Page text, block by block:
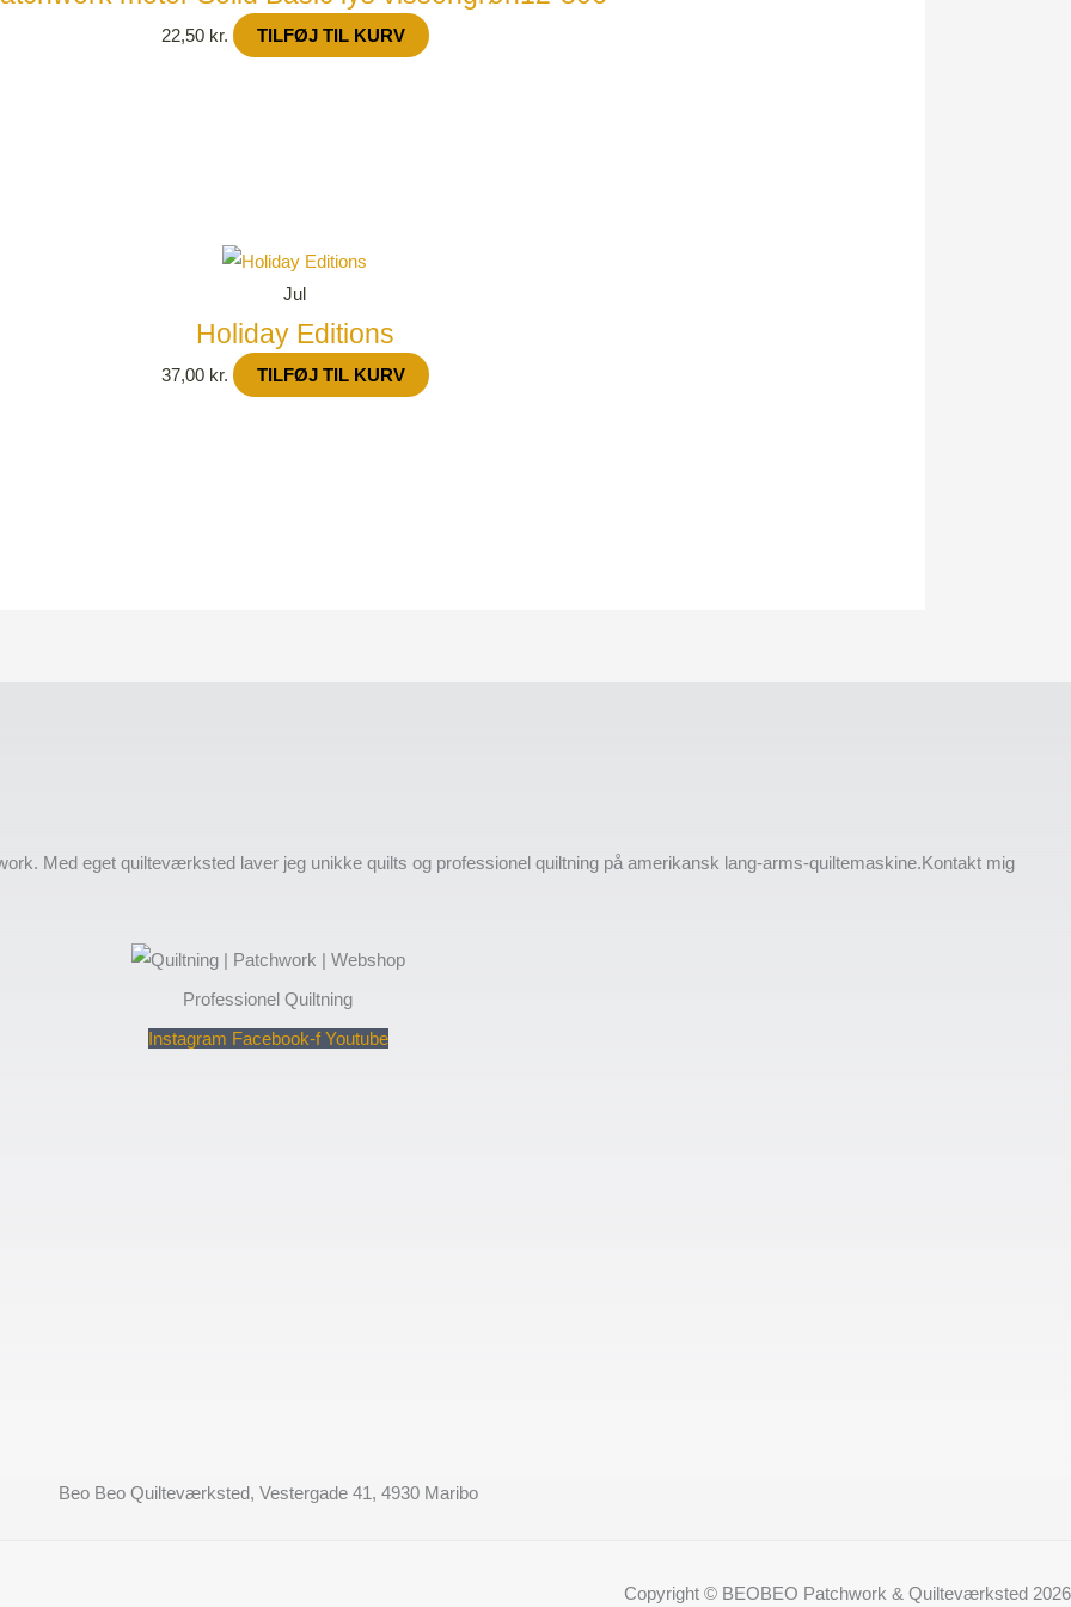
22,50 kr. TILFØJ TIL KURV
Jul
Holiday Editions
37,00 kr. TILFØJ TIL KURV
Med eget quilteværksted laver jeg unikke quilts og professionel quiltning på amerikansk lang-arms-quiltemaskine.Kontakt mig
Professionel Quiltning
Instagram Facebook-f Youtube
Beo Beo Quilteværksted, Vestergade 41, 4930 Maribo
Copyright © BEOBEO Patchwork & Quilteværksted 2026